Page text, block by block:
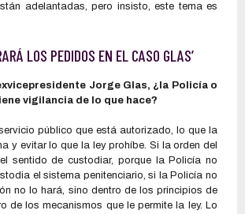
adelantadas, pero insisto, este tema es
LOS PEDIDOS EN EL CASO GLAS’
Jorge Glas, ¿la Policía o
vigilancia de lo que hace?
público que está autorizado, lo que la
y evitar lo que la ley prohíbe. Si la orden del
sentido de custodiar, porque la Policía no
el sistema penitenciario, si la Policía no
no lo hará, sino dentro de los principios de
de los mecanismos que le permite la ley. Lo